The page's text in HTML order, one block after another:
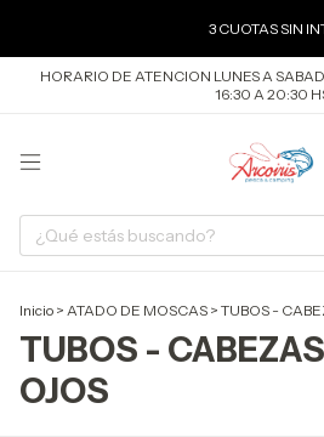
3 CUOTAS SIN INTERES
HORARIO DE ATENCION LUNES A
16:30 A 20:30
Inicio > ATADO DE MOSCAS > TUBOS -
TUBOS -
OJOS